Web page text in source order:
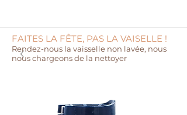
FAITES LA FÊTE, PAS LA VAISELLE !
Rendez-nous la vaisselle non lavée, nous
nous chargeons de la nettoyer